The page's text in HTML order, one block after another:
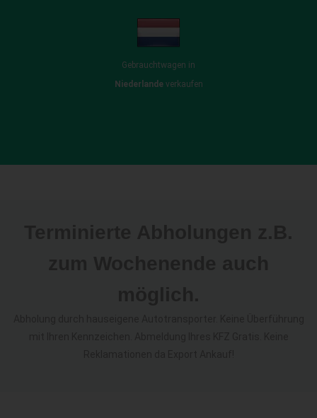
Gebrauchtwagen in
Niederlandeverkaufen